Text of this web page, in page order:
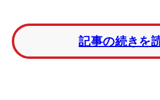
今大会の賞金総額は1200万ド
円）。トータル1オーバー・4位
は、53万6635ドル（約7830万
記事の続きを